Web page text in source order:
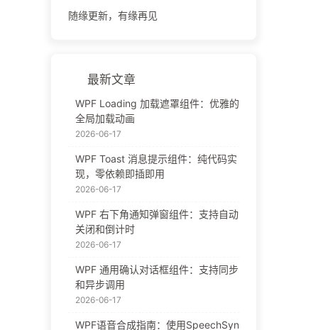
随缘更新，有缘再见
最新文章
WPF Loading 加载遮罩组件：优雅的
全局加载动画
2026-06-17
WPF Toast 消息提示组件：纯代码实
现，零依赖即插即用
2026-06-17
WPF 右下角通知弹窗组件：支持自动
关闭和倒计时
2026-06-17
WPF 通用确认对话框组件：支持同步
和异步调用
2026-06-17
WPF语音合成指南：使用SpeechSyn